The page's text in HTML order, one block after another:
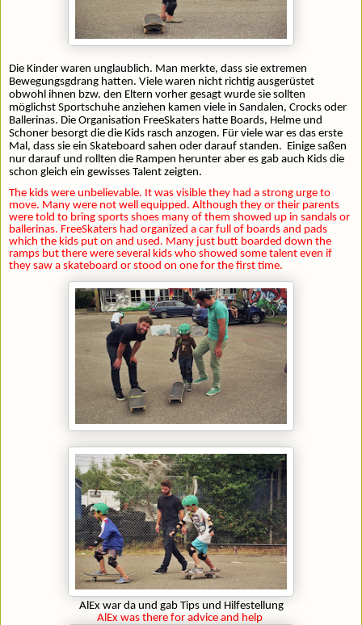
Die Kinder waren unglaublich. Man merkte, dass sie extremen
Bewegungsgdrang hatten. Viele waren nicht richtig ausgerüstet
obwohl ihnen bzw. den Eltern vorher gesagt wurde sie sollten
möglichst Sportschuhe anziehen kamen viele in Sandalen, Crocks oder
Ballerinas. Die Organisation FreeSkaters hatte Boards, Helme und
Schoner besorgt die die Kids rasch anzogen. Für viele war es das erste
Mal, dass sie ein Skateboard sahen oder darauf standen. Einige saßen
nur darauf und rollten die Rampen herunter aber es gab auch Kids die
schon gleich ein gewisses Talent zeigten.
The kids were unbelievable. It was visible they had a strong urge to
move. Many were not well equipped. Although they or their parents
were told to bring sports shoes many of them showed up in sandals or
ballerinas. FreeSkaters had organized a car full of boards and pads
which the kids put on and used. Many just butt boarded down the
ramps but there were several kids who showed some talent even if
they saw a skateboard or stood on one for the first time.
AlEx war da und gab Tips und Hilfestellung
AlEx was there for advice and help